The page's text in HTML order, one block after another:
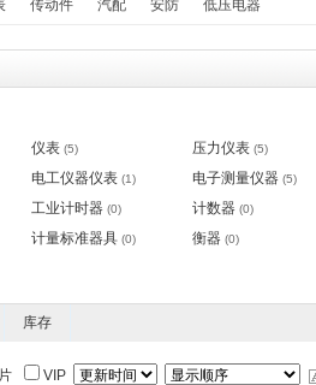
传动件 汽配 安防 低压电器
仪表 (5) 压力仪表 (5)
电工仪器仪表 (1) 电子测量仪器 (5)
工业计时器 (0) 计数器 (0)
计量标准器具 (0) 衡器 (0)
库存
VIP